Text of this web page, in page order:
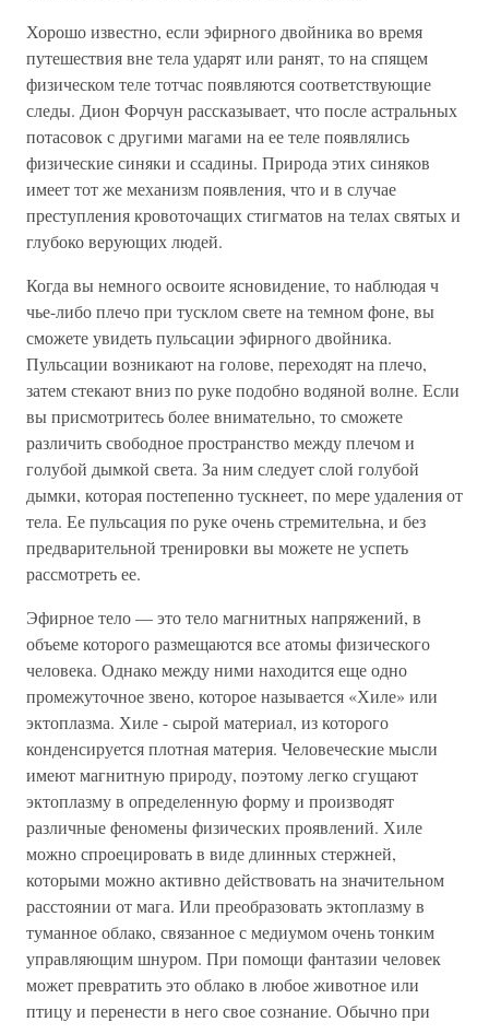
Хорошо известно, если эфирного двойника во время
путешествия вне тела ударят или ранят, то на спящем
физическом теле тотчас появляются соответствующие
следы. Дион Форчун рассказывает, что после астральных
потасовок с другими магами на ее теле появлялись
физические синяки и ссадины. Природа этих синяков
имеет тот же механизм появления, что и в случае
преступления кровоточащих стигматов на телах святых и
глубоко верующих людей.
Когда вы немного освоите ясновидение, то наблюдая ч
чье-либо плечо при тусклом свете на темном фоне, вы
сможете увидеть пульсации эфирного двойника.
Пульсации возникают на голове, переходят на плечо,
затем стекают вниз по руке подобно водяной волне. Если
вы присмотритесь более внимательно, то сможете
различить свободное пространство между плечом и
голубой дымкой света. За ним следует слой голубой
дымки, которая постепенно тускнеет, по мере удаления от
тела. Ее пульсация по руке очень стремительна, и без
предварительной тренировки вы можете не успеть
рассмотреть ее.
Эфирное тело — это тело магнитных напряжений, в
объеме которого размещаются все атомы физического
человека. Однако между ними находится еще одно
промежуточное звено, которое называется «Хиле» или
эктоплазма. Хиле - сырой материал, из которого
конденсируется плотная материя. Человеческие мысли
имеют магнитную природу, поэтому легко сгущают
эктоплазму в определенную форму и производят
различные феномены физических проявлений. Хиле
можно спроецировать в виде длинных стержней,
которыми можно активно действовать на значительном
расстоянии от мага. Или преобразовать эктоплазму в
туманное облако, связанное с медиумом очень тонким
управляющим шнуром. При помощи фантазии человек
может превратить это облако в любое животное или
птицу и перенести в него свое сознание. Обычно при